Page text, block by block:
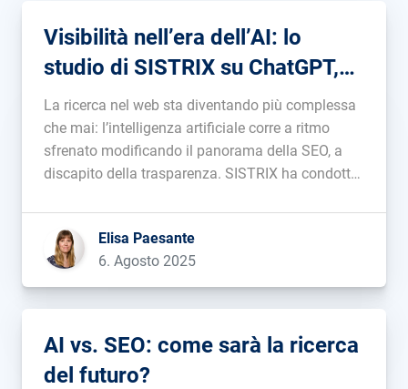
Visibilità nell’era dell’AI: lo
studio di SISTRIX su ChatGPT,
Gemini e Deepseek
La ricerca nel web sta diventando più complessa
che mai: l’intelligenza artificiale corre a ritmo
sfrenato modificando il panorama della SEO, a
discapito della trasparenza. SISTRIX ha condotto
fare chiarezza: scopri tutti gli insight in questo
articolo....Elisa Paesante
6. Agosto 2025
AI vs. SEO: come sarà la ricerca
del futuro?